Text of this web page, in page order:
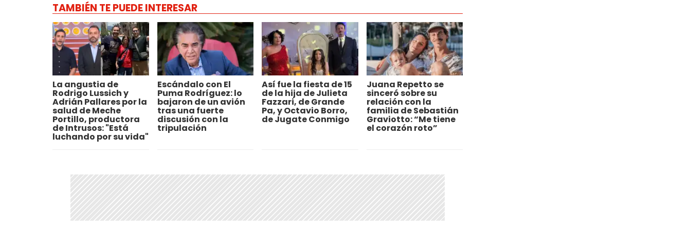
TAMBIÉN TE PUEDE INTERESAR
La angustia de
Rodrigo Lussich y
Adrián Pallares por la
salud de Meche
Portillo, productora
de Intrusos: "Está
luchando por su vida"
Escándalo con El
Puma Rodríguez: lo
bajaron de un avión
tras una fuerte
discusión con la
tripulación
Así fue la fiesta de 15
de la hija de Julieta
Fazzari, de Grande
Pa, y Octavio Borro,
de Jugate Conmigo
Juana Repetto se
sinceró sobre su
relación con la
familia de Sebastián
Graviotto: “Me tiene
el corazón roto”